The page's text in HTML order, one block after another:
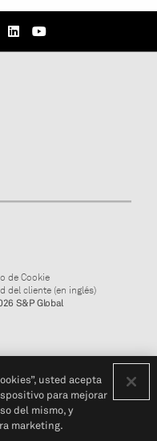
de Cookie
del cliente (en inglés)
S&P Global
usted acepta
para mejorar
del mismo, y
marketing.